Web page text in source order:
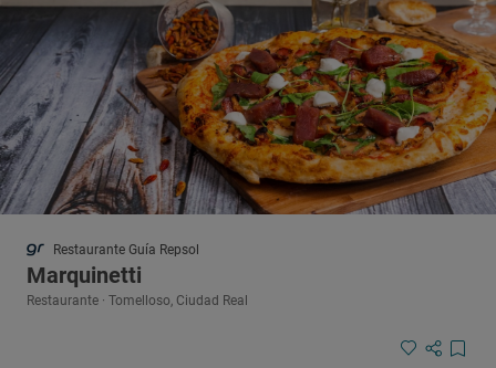
Restaurante Guía Repsol
Marquinetti
Restaurante · Tomelloso, Ciudad Real